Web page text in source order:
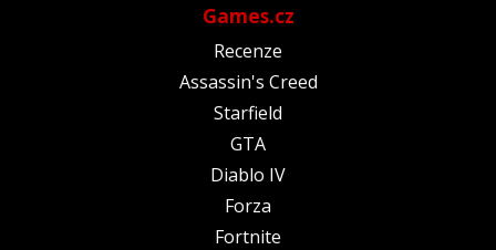
Games.cz
Recenze
Assassin's Creed
Starfield
GTA
Diablo IV
Forza
Fortnite